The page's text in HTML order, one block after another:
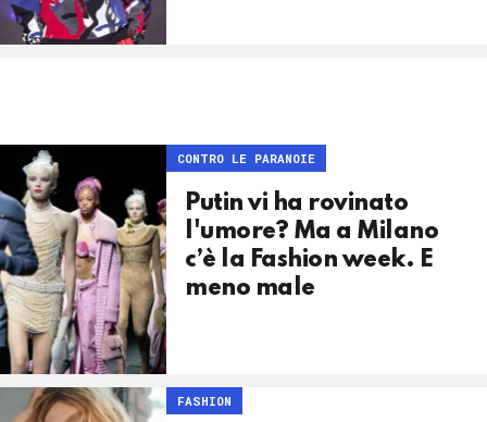
CONTRO LE PARANOIE
Putin vi ha rovinato
l'umore? Ma a Milano
c’è la Fashion week. E
meno male
FASHION